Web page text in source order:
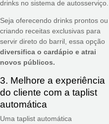
drinks no sistema de autosserviço.
Seja oferecendo drinks prontos ou
criando receitas exclusivas para
servir direto do barril, essa opção
diversifica o cardápio e atrai
novos públicos.
3. Melhore a experiência
do cliente com a taplist
automática
Uma taplist automática